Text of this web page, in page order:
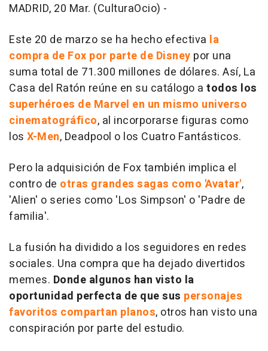
MADRID, 20 Mar. (CulturaOcio) -
Este 20 de marzo se ha hecho efectiva la
compra de Fox por parte de Disney por una
suma total de 71.300 millones de dólares. Así, La
Casa del Ratón reúne en su catálogo a todos los
superhéroes de Marvel en un mismo universo
cinematográfico, al incorporarse figuras como
los X-Men, Deadpool o los Cuatro Fantásticos.
Pero la adquisición de Fox también implica el
contro de otras grandes sagas como 'Avatar',
'Alien' o series como 'Los Simpson' o 'Padre de
familia'.
La fusión ha dividido a los seguidores en redes
sociales. Una compra que ha dejado divertidos
memes. Donde algunos han visto la
oportunidad perfecta de que sus personajes
favoritos compartan planos, otros han visto una
conspiración por parte del estudio.